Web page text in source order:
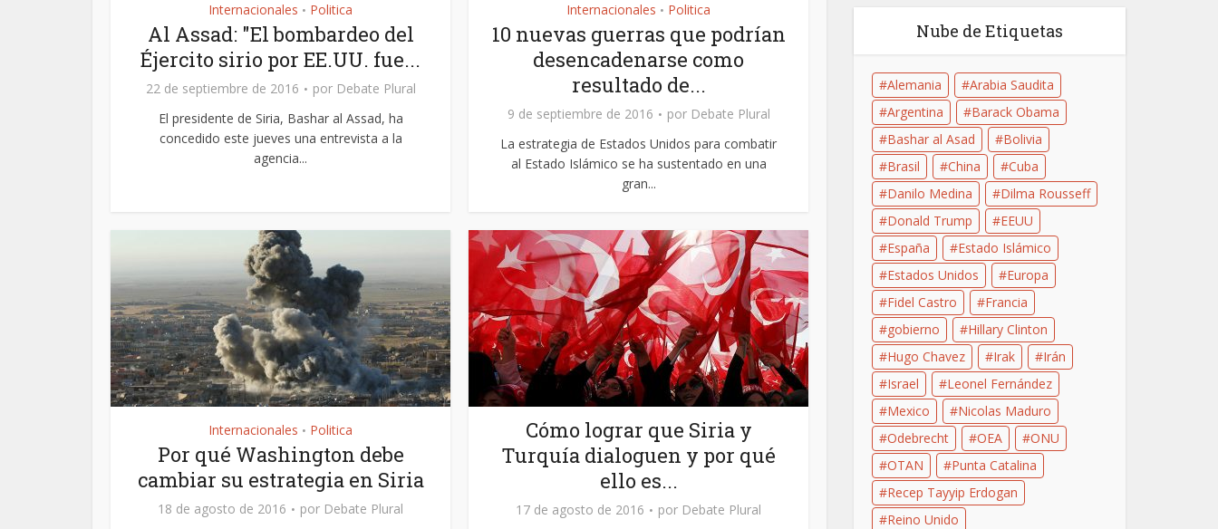
Internacionales • Politica
Al Assad: "El bombardeo del
Éjercito sirio por EE.UU. fue...
22 de septiembre de 2016 por Debate Plural
El presidente de Siria, Bashar al Assad, ha
concedido este jueves una entrevista a la
agencia...
Internacionales • Politica
10 nuevas guerras que podrían
desencadenarse como
resultado de...
9 de septiembre de 2016 por Debate Plural
La estrategia de Estados Unidos para combatir
al Estado Islámico se ha sustentado en una
gran...
Internacionales • Politica
Por qué Washington debe
cambiar su estrategia en Siria
18 de agosto de 2016 por Debate Plural
Cómo lograr que Siria y
Turquía dialoguen y por qué
ello es...
17 de agosto de 2016 por Debate Plural
Nube de Etiquetas
Alemania
Arabia Saudita
Argentina
Barack Obama
Bashar al Asad
Bolivia
Brasil
China
Cuba
Danilo Medina
Dilma Rousseff
Donald Trump
EEUU
España
Estado Islámico
Estados Unidos
Europa
Fidel Castro
Francia
gobierno
Hillary Clinton
Hugo Chavez
Irak
Irán
Israel
Leonel Fernández
Mexico
Nicolas Maduro
Odebrecht
OEA
ONU
OTAN
Punta Catalina
Recep Tayyip Erdogan
Reino Unido